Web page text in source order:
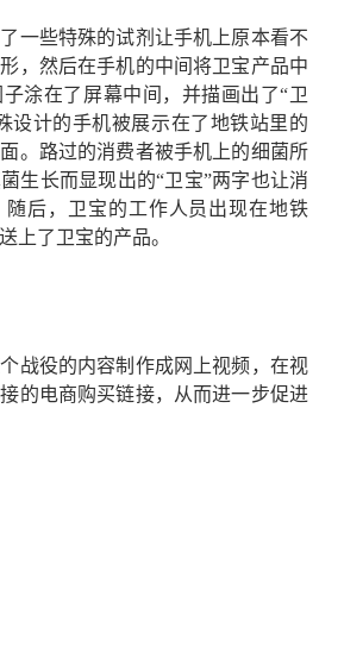
一些特殊的试剂让手机上原本看不
，然后在手机的中间将卫宝产品中
涂在了屏幕中间，并描画出了“卫
设计的手机被展示在了地铁站里的
。路过的消费者被手机上的细菌所
生长而显现出的“卫宝”两字也让消
随后，卫宝的工作人员出现在地铁
上了卫宝的产品。
战役的内容制作成网上视频，在视
的电商购买链接，从而进一步促进